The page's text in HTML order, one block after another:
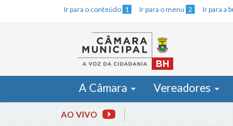
Ir para o conteúdo 1 Ir para o menu 2 Ir para a
A Câmara Vereadores
AO VIVO